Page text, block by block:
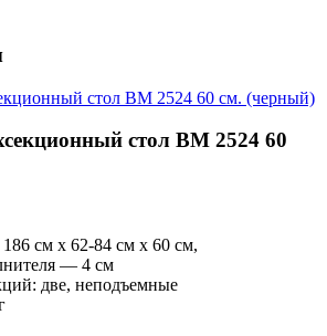
стол BM 2524 60
см х 62-84 см х 60 см,
— 4 см
две, неподъемные